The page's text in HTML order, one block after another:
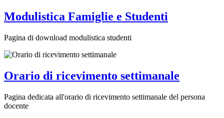
Modulistica Famiglie e Studenti
Pagina di download modulistica studenti
Orario di ricevimento settimanale
Pagina dedicata all'orario di ricevimento settimanale del persona
docente